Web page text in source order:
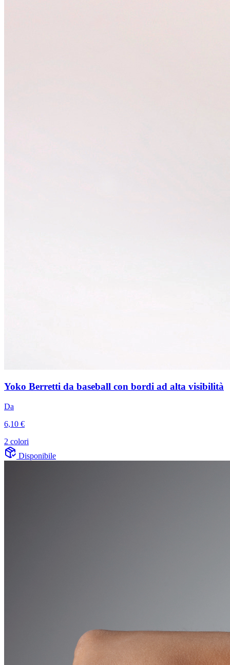
Yoko Berretti da baseball con bordi ad alta visibilità
Da
6,10 €
2 colori
Disponibile